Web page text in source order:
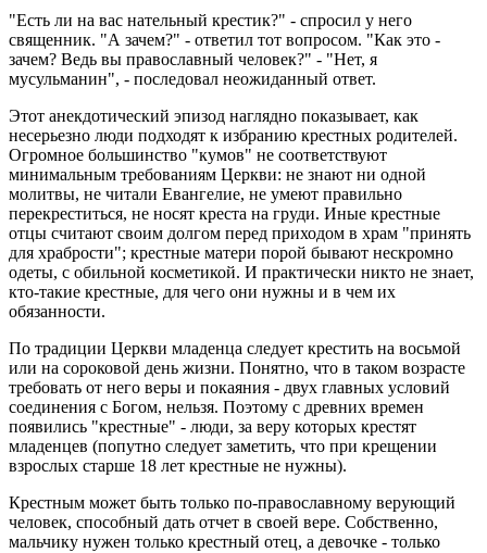
"Есть ли на вас нательный крестик?" - спросил у него
священник. "А зачем?" - ответил тот вопросом. "Как это -
зачем? Ведь вы православный человек?" - "Нет, я
мусульманин", - последовал неожиданный ответ.
Этот анекдотический эпизод наглядно показывает, как
несерьезно люди подходят к избранию крестных родителей.
Огромное большинство "кумов" не соответствуют
минимальным требованиям Церкви: не знают ни одной
молитвы, не читали Евангелие, не умеют правильно
перекреститься, не носят креста на груди. Иные крестные
отцы считают своим долгом перед приходом в храм "принять
для храбрости"; крестные матери порой бывают нескромно
одеты, с обильной косметикой. И практически никто не знает,
кто-такие крестные, для чего они нужны и в чем их
обязанности.
По традиции Церкви младенца следует крестить на восьмой
или на сороковой день жизни. Понятно, что в таком возрасте
требовать от него веры и покаяния - двух главных условий
соединения с Богом, нельзя. Поэтому с древних времен
появились "крестные" - люди, за веру которых крестят
младенцев (попутно следует заметить, что при крещении
взрослых старше 18 лет крестные не нужны).
Крестным может быть только по-православному верующий
человек, способный дать отчет в своей вере. Собственно,
мальчику нужен только крестный отец, а девочке - только